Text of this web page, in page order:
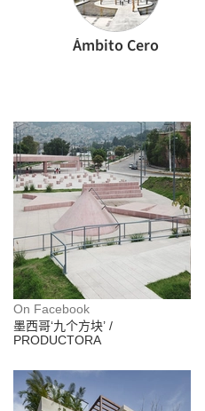
Ámbito Cero
On Facebook
墨西哥‘九个方块’ /
PRODUCTORA